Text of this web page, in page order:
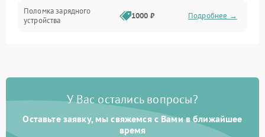
Электронные компоненты
Поломка зарядного
устройства
1000 ₽ Подробнее →
Поломка кнопки
Неисправность системы
1000 ₽ Подробнее →
У Вас остались вопросы?
Оставьте заявку, мы свяжемся с Вами в ближайшее
время